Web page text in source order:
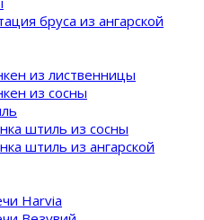
бруса из ангарской
из лиственницы
из сосны
штиль из сосны
штиль из ангарской
Harvia